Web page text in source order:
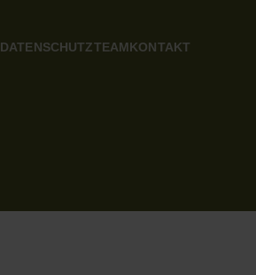
DATENSCHUTZTEAMKONTAKT